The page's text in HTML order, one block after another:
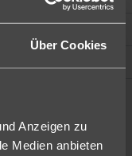
Über Cookies
Anzeigen zu
Medien anbieten